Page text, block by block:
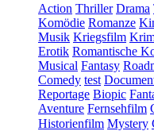
Action Thriller Drama
Komödie Romanze
Musik Kriegsfilm
Erotik Romantische
Musical Fantasy
Comedy test
Reportage Biopic
Aventure Fernsehfilm
Historienfilm Mystery